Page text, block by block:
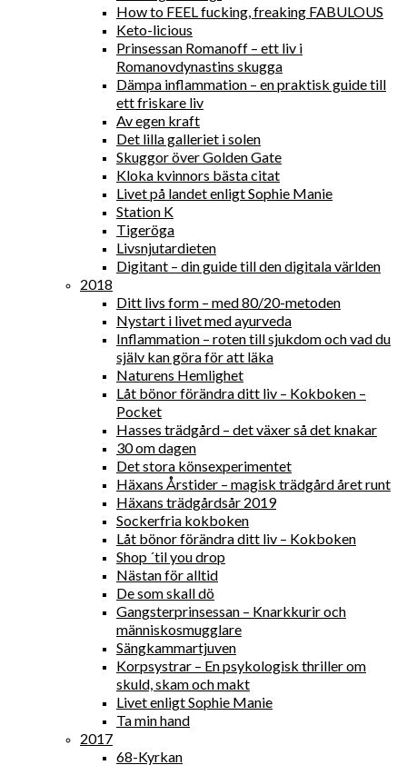
How to FEEL fucking, freaking FABULOUS
Keto-licious
Prinsessan Romanoff – ett liv i
Romanovdynastins skugga
Dämpa inflammation – en praktisk guide till
ett friskare liv
Av egen kraft
Det lilla galleriet i solen
Skuggor över Golden Gate
Kloka kvinnors bästa citat
Livet på landet enligt Sophie Manie
Station K
Tigeröga
Livsnjutardieten
Digitant – din guide till den digitala världen
2018
Ditt livs form – med 80/20-metoden
Nystart i livet med ayurveda
Inflammation – roten till sjukdom och vad du
själv kan göra för att läka
Naturens Hemlighet
Låt bönor förändra ditt liv – Kokboken –
Pocket
Hasses trädgård – det växer så det knakar
30 om dagen
Det stora könsexperimentet
Häxans Årstider – magisk trädgård året runt
Häxans trädgårdsår 2019
Sockerfria kokboken
Låt bönor förändra ditt liv – Kokboken
Shop ´til you drop
Nästan för alltid
De som skall dö
Gangsterprinsessan – Knarkkurir och
människosmugglare
Sängkammartjuven
Korpsystrar – En psykologisk thriller om
skuld, skam och makt
Livet enligt Sophie Manie
Ta min hand
2017
68-Kyrkan